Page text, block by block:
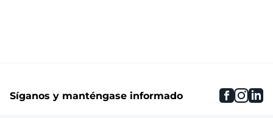
Síganos y manténgase informado